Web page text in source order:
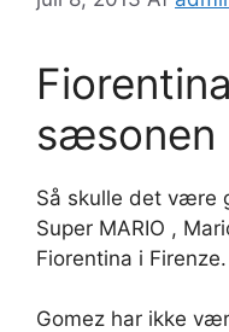
sæsonen
Så skulle det være
Super MARIO ,
Fiorentina i Firenze.
Gomez har ikke